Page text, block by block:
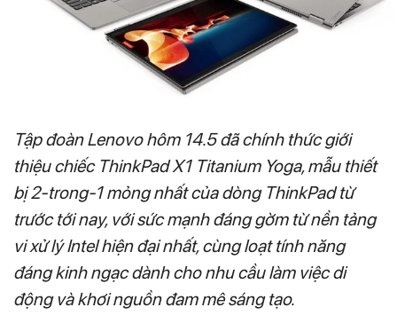
Tập đoàn Lenovo hôm 14.5 đã chính thức giới
thiệu chiếc ThinkPad X1 Titanium Yoga, mẫu thiết
bị 2-trong-1 mỏng nhất của dòng ThinkPad từ
trước tới nay, với sức mạnh đáng gờm từ nền tảng
vi xử lý Intel hiện đại nhất, cùng loạt tính năng
đáng kinh ngạc dành cho nhu cầu làm việc di
động và khơi nguồn đam mê sáng tạo.